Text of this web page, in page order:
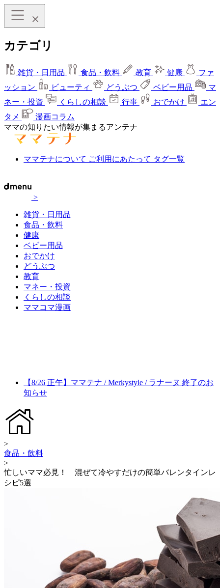
カテゴリ
雑貨・日用品 食品・飲料 教育 健康
ファ
ッション
ビューティ どうぶつ ベビー用品
マ
ネー・投資
くらしの相談 行事 おでかけ
エン
タメ
漫画コラム
ママの知りたい情報が集まるアンテナ
ママテナについて ご利用にあたって タグ一覧
>
雑貨・日用品
食品・飲料
健康
ベビー用品
おでかけ
どうぶつ
教育
マネー・投資
くらしの相談
ママコマ漫画
【8/26 正午】ママテナ / Merkystyle / ラナーヌ 終了のお
知らせ
>
食品・飲料
>
忙しいママ必見！ 混ぜて冷やすだけの簡単バレンタインレ
シピ5選